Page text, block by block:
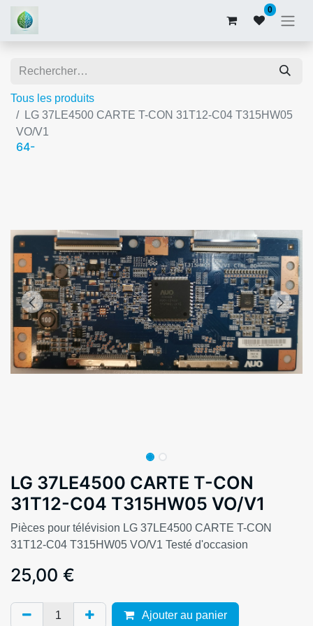
0
Tous les produits
LG 37LE4500 CARTE T-CON 31T12-C04 T315HW05
VO/V1
64-
LG 37LE4500 CARTE T-CON
31T12-C04 T315HW05 VO/V1
Pièces pour télévision LG 37LE4500 CARTE T-CON
31T12-C04 T315HW05 VO/V1 Testé d'occasion
25,00 €
Ajouter au panier